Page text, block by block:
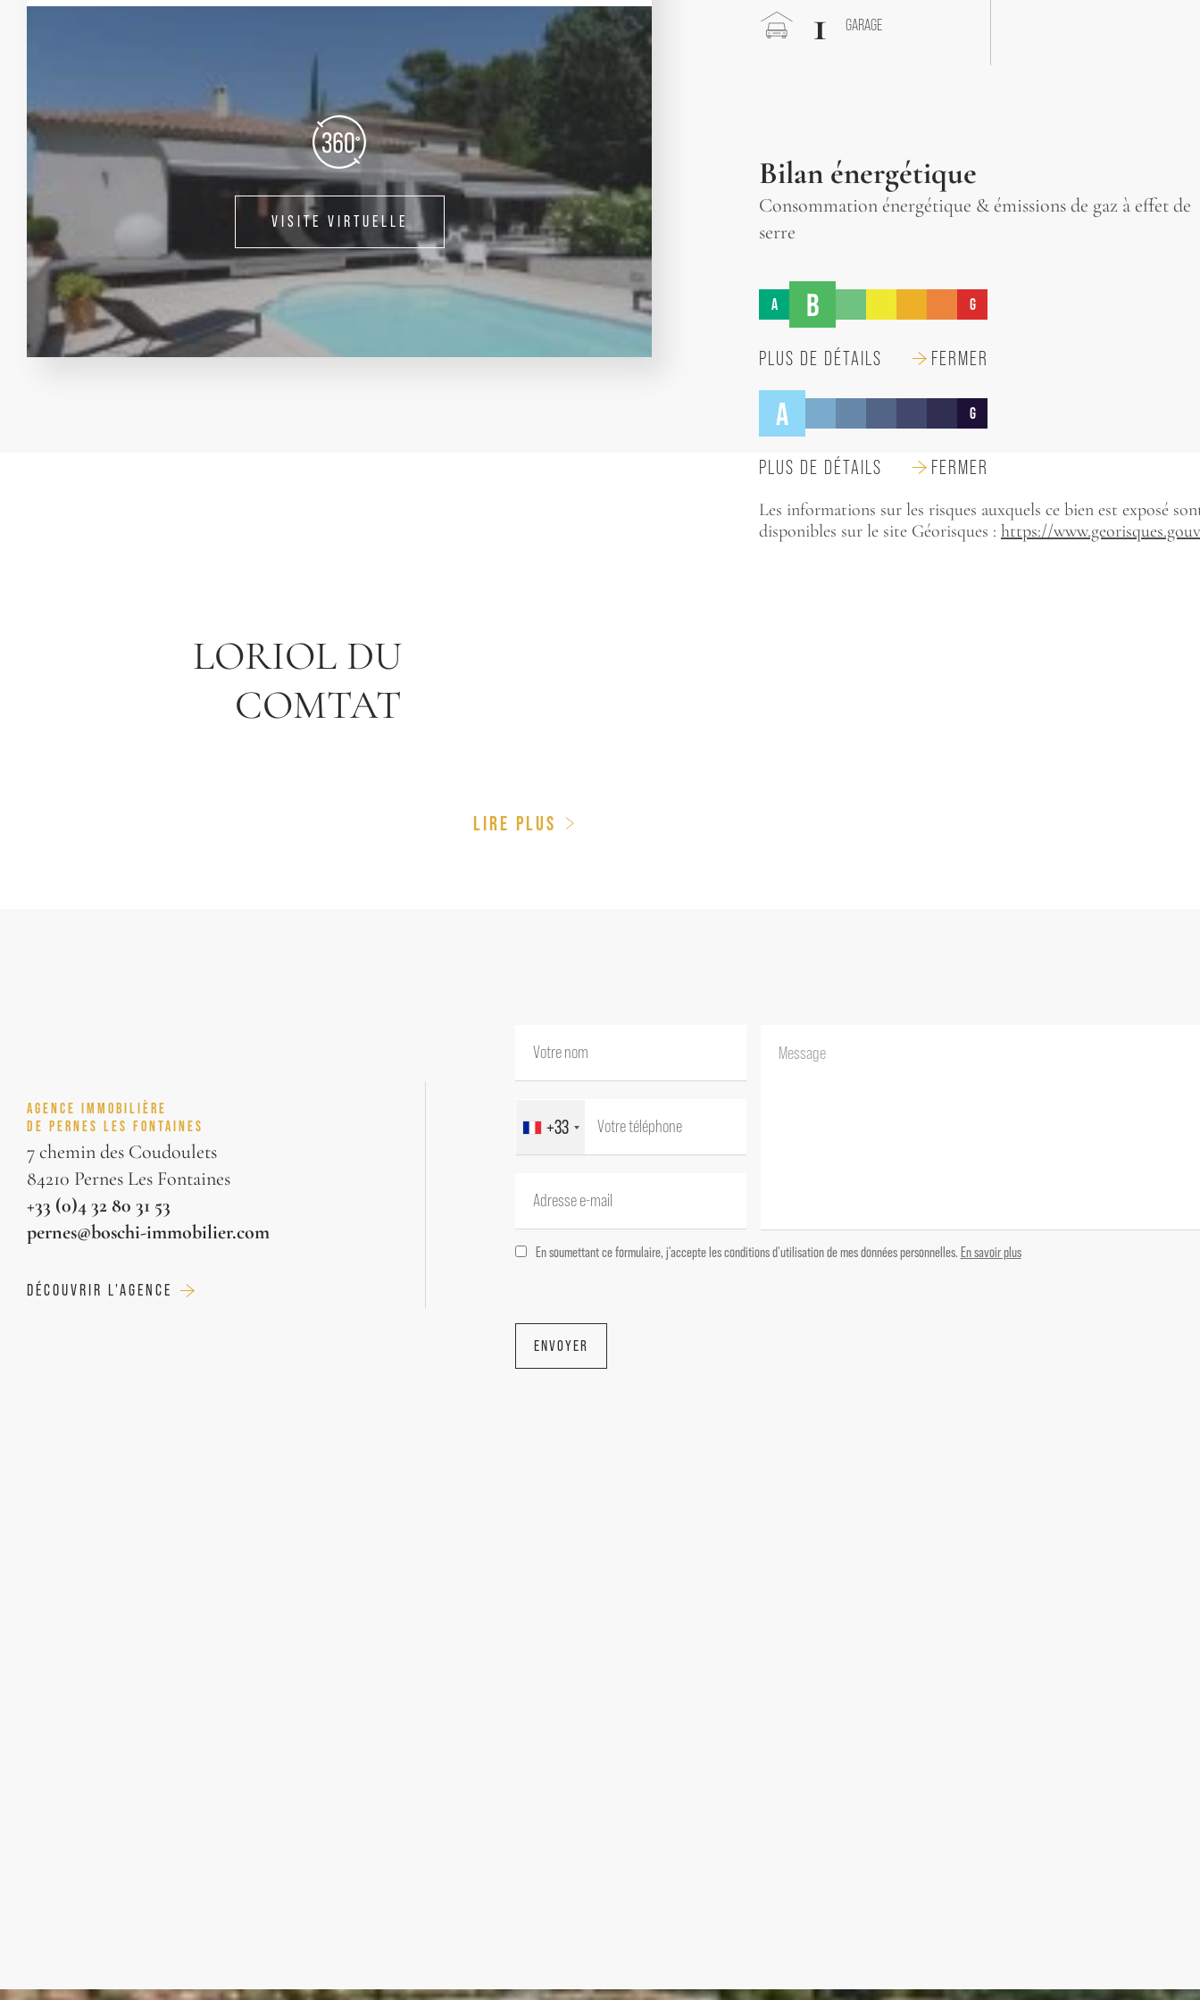
VISITE VIRTUELLE
1 GARAGE
Bilan énergétique
Consommation énergétique & émissions de gaz à effet de
serre
A B G
PLUS DE DÉTAILS FERMER
A G
PLUS DE DÉTAILS FERMER
Les informations sur les risques auxquels ce bien est exposé
disponibles sur le site Géorisques : https://
LORIOL DU
COMTAT
LIRE PLUS
AGENCE IMMOBILIÈRE
DE PERNES LES FONTAINES
7 chemin des Coudoulets
84210 Pernes Les Fontaines
+33 (0)4 32 80 31 53
pernes@boschi-immobilier.com
DÉCOUVRIR L'AGENCE
+33
En soumettant ce formulaire, j'accepte les conditions d'utilisation de mes données personnelles. En savoir plus
ENVOYER